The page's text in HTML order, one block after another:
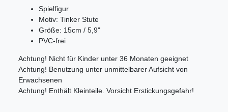
Spielfigur
Motiv: Tinker Stute
Größe: 15cm / 5,9"
PVC-frei
Achtung! Nicht für Kinder unter 36 Monaten geeignet
Achtung! Benutzung unter unmittelbarer Aufsicht von
Erwachsenen
Achtung! Enthält Kleinteile. Vorsicht Erstickungsgefahr!